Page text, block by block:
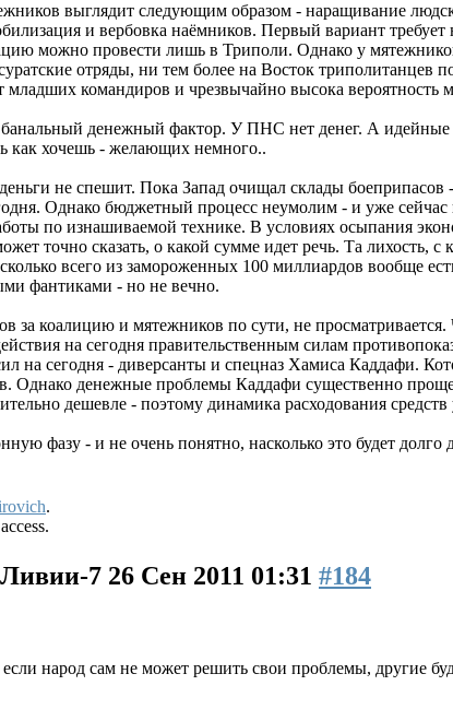
выглядит следующим образом - наращивание
и вербовка наёмников. Первый вариант
можно провести лишь в Триполи. Однако у
отряды, ни тем более на Восток триполитанцев
младших командиров и чрезвычайно высока вероятность
банальный денежный фактор. У ПНС нет денег. А
как хочешь - желающих немного..
не спешит. Пока Запад очищал склады боеприпасов
Однако бюджетный процесс неумолим - и уже сейчас
по изнашиваемой технике. В условиях осыпания
точно сказать, о какой сумме идет речь. Та лихость,
сколько всего из замороженных 100 миллиардов вообще
фантиками - но не вечно.
за коалицию и мятежников по сути, не
на сегодня правительственным силам
на сегодня - диверсанты и спецназ Хамиса Каддафи.
Однако денежные проблемы Каддафи существенно
дешевле - поэтому динамика расходования
фазу - и не очень понятно, насколько это будет долго
.
7 26 Сен 2011 01:31 #184
народ сам не может решить свои проблемы, другие